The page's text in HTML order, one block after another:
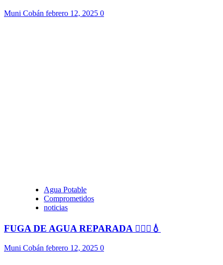
Muni Cobán febrero 12, 2025 0
Agua Potable
Comprometidos
noticias
FUGA DE AGUA REPARADA 👷🏻‍♂️💧
Muni Cobán febrero 12, 2025 0